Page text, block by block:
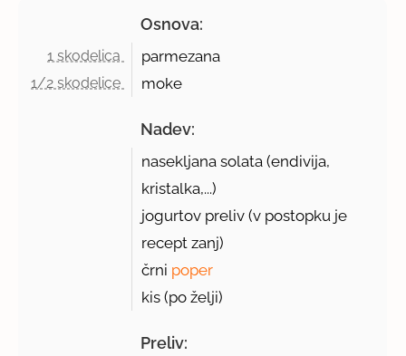
Osnova:
1 skodelica parmezana
1/2 skodelice moke
Nadev:
nasekljana solata (endivija,
kristalka,...)
jogurtov preliv (v postopku je
recept zanj)
črni poper
kis (po želji)
Preliv: